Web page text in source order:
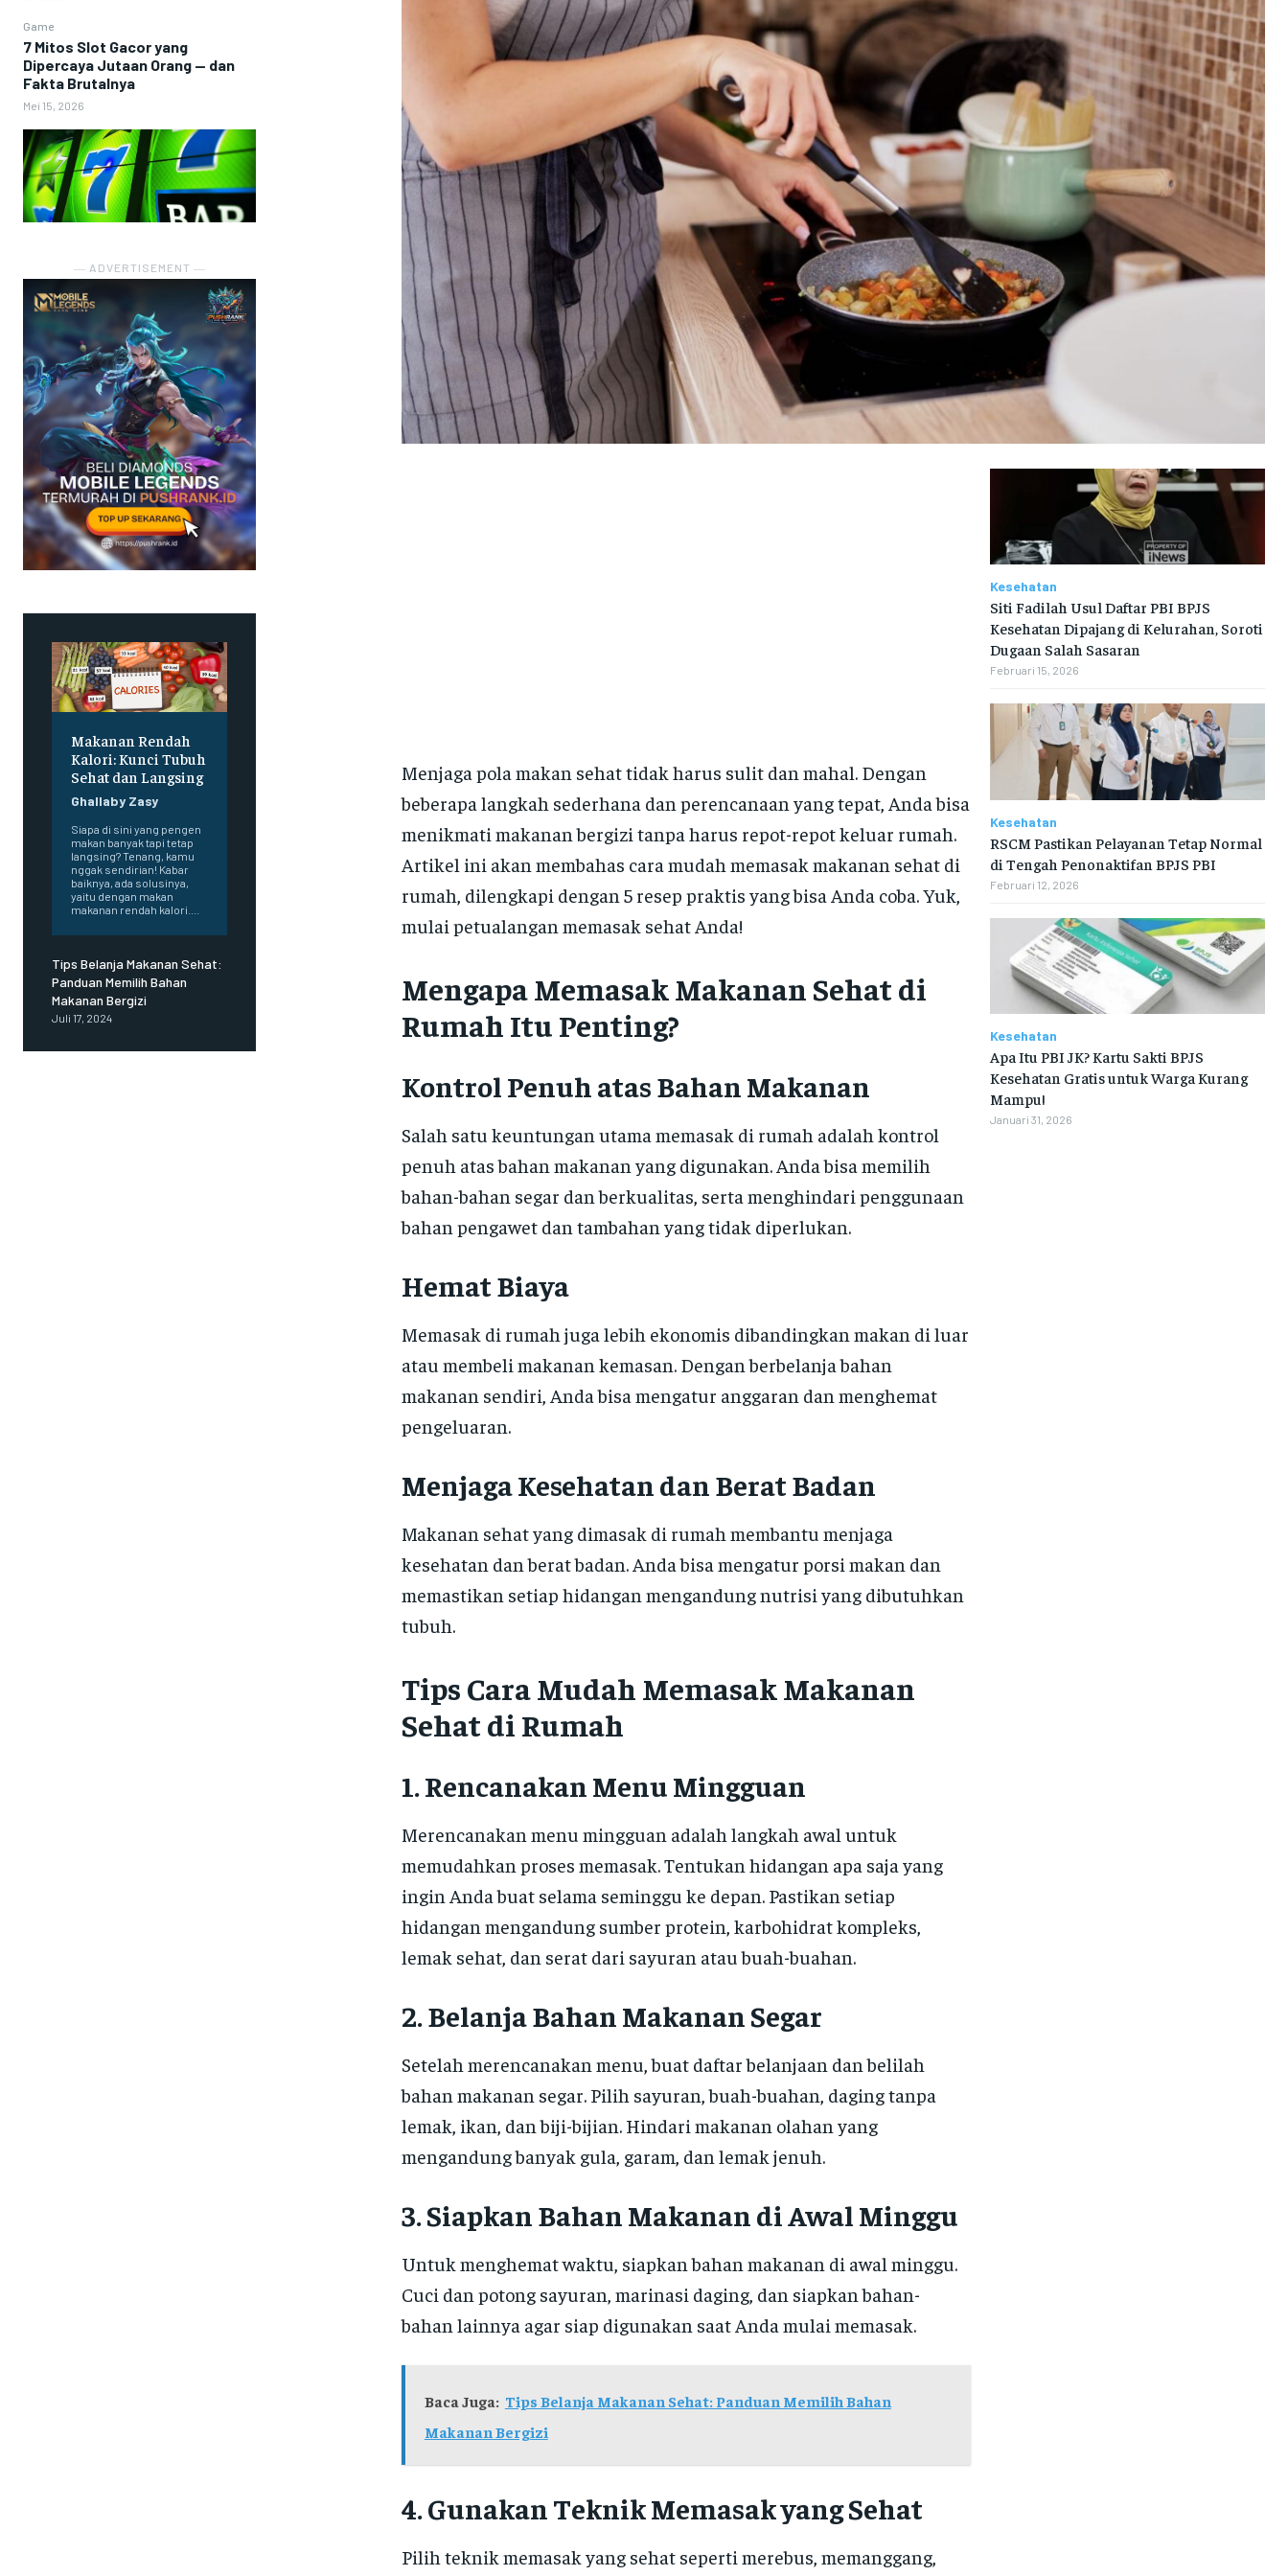
Game
7 Mitos Slot Gacor yang
Dipercaya Jutaan Orang — dan
Fakta Brutalnya
Mei 15, 2026
― ADVERTISEMENT ―
Makanan Rendah
Kalori: Kunci Tubuh
Sehat dan Langsing
Ghallaby Zasy
Siapa di sini yang pengen
makan banyak tapi tetap
langsing? Tenang, kamu
nggak sendirian! Kabar
baiknya, ada solusinya,
yaitu dengan makan
makanan rendah kalori....
Tips Belanja Makanan Sehat:
Panduan Memilih Bahan
Makanan Bergizi
Juli 17, 2024
Menjaga pola makan sehat tidak harus sulit dan mahal. Dengan
beberapa langkah sederhana dan perencanaan yang tepat, Anda bisa
menikmati makanan bergizi tanpa harus repot-repot keluar rumah.
Artikel ini akan membahas cara mudah memasak makanan sehat di
rumah, dilengkapi dengan 5 resep praktis yang bisa Anda coba. Yuk,
mulai petualangan memasak sehat Anda!
Mengapa Memasak Makanan Sehat di
Rumah Itu Penting?
Kontrol Penuh atas Bahan Makanan
Salah satu keuntungan utama memasak di rumah adalah kontrol
penuh atas bahan makanan yang digunakan. Anda bisa memilih
bahan-bahan segar dan berkualitas, serta menghindari penggunaan
bahan pengawet dan tambahan yang tidak diperlukan.
Hemat Biaya
Memasak di rumah juga lebih ekonomis dibandingkan makan di luar
atau membeli makanan kemasan. Dengan berbelanja bahan
makanan sendiri, Anda bisa mengatur anggaran dan menghemat
pengeluaran.
Menjaga Kesehatan dan Berat Badan
Makanan sehat yang dimasak di rumah membantu menjaga
kesehatan dan berat badan. Anda bisa mengatur porsi makan dan
memastikan setiap hidangan mengandung nutrisi yang dibutuhkan
tubuh.
Tips Cara Mudah Memasak Makanan
Sehat di Rumah
1. Rencanakan Menu Mingguan
Merencanakan menu mingguan adalah langkah awal untuk
memudahkan proses memasak. Tentukan hidangan apa saja yang
ingin Anda buat selama seminggu ke depan. Pastikan setiap
hidangan mengandung sumber protein, karbohidrat kompleks,
lemak sehat, dan serat dari sayuran atau buah-buahan.
2. Belanja Bahan Makanan Segar
Setelah merencanakan menu, buat daftar belanjaan dan belilah
bahan makanan segar. Pilih sayuran, buah-buahan, daging tanpa
lemak, ikan, dan biji-bijian. Hindari makanan olahan yang
mengandung banyak gula, garam, dan lemak jenuh.
3. Siapkan Bahan Makanan di Awal Minggu
Untuk menghemat waktu, siapkan bahan makanan di awal minggu.
Cuci dan potong sayuran, marinasi daging, dan siapkan bahan-
bahan lainnya agar siap digunakan saat Anda mulai memasak.
Baca Juga: Tips Belanja Makanan Sehat: Panduan Memilih Bahan
Makanan Bergizi
4. Gunakan Teknik Memasak yang Sehat
Pilih teknik memasak yang sehat seperti merebus, memanggang,
Kesehatan
Siti Fadilah Usul Daftar PBI BPJS
Kesehatan Dipajang di Kelurahan, Soroti
Dugaan Salah Sasaran
Februari 15, 2026
Kesehatan
RSCM Pastikan Pelayanan Tetap Normal
di Tengah Penonaktifan BPJS PBI
Februari 12, 2026
Kesehatan
Apa Itu PBI JK? Kartu Sakti BPJS
Kesehatan Gratis untuk Warga Kurang
Mampu!
Januari 31, 2026